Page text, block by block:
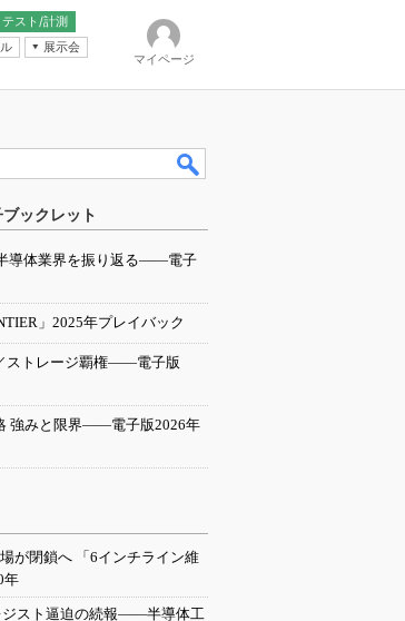
テスト/計測
展示会
マイページ
ックレット
導体業界を振り返る――電子
」2025年プレイバック
ストレージ覇権――電子版
強みと限界――電子版2026年
が閉鎖へ 「6インチライン維
年
ジスト逼迫の続報――半導体工